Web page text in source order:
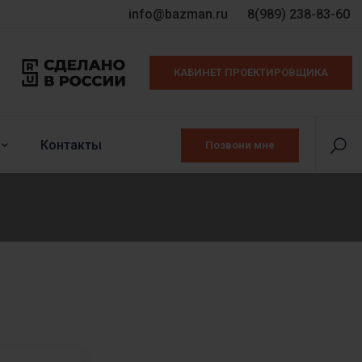
info@bazman.ru 8(989) 238-83-60
КАБИНЕТ ПРОЕКТИРОВЩИКА
Контакты Позвони мне